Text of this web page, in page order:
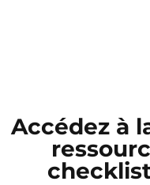
Accédez à